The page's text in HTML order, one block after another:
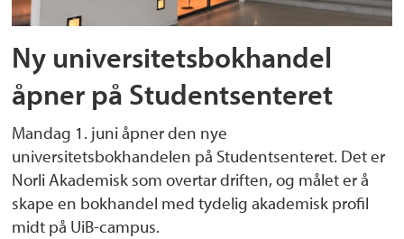
Ny universitetsbokhandel
åpner på Studentsenteret
Mandag 1. juni åpner den nye
universitetsbokhandelen på Studentsenteret. Det er
Norli Akademisk som overtar driften, og målet er å
skape en bokhandel med tydelig akademisk profil
midt på UiB-campus.